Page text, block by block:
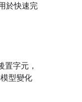
於快速完
字元，
型變化